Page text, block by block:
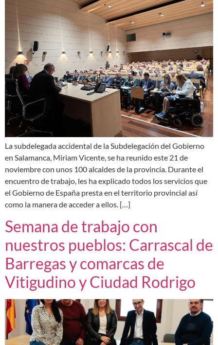
La subdelegada accidental de la Subdelegación del Gobierno
en Salamanca, Miriam Vicente, se ha reunido este 21 de
noviembre con unos 100 alcaldes de la provincia. Durante el
encuentro de trabajo, les ha explicado todos los servicios que
el Gobierno de España presta en el territorio provincial así
como la manera de acceder a ellos. […]
Semana de trabajo con
nuestros pueblos: Carrascal de
Barregas y comarcas de
Vitigudino y Ciudad Rodrigo